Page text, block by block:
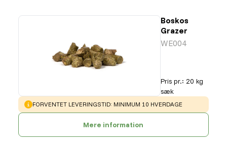
Boskos
Grazer
WE004
Pris pr.: 20 kg
sæk
WARNING:
FORVENTET LEVERINGSTID: MINIMUM 10 HVERDAGE
Mere information